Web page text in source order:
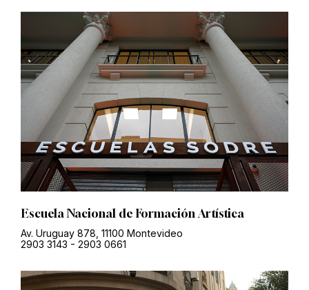
Escuela Nacional de Formación Artística
Av. Uruguay 878, 11100 Montevideo
2903 3143 - 2903 0661